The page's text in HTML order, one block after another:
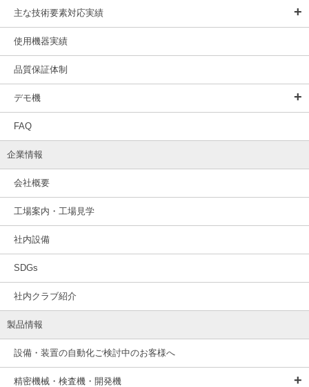
主な技術要素対応実績
使用機器実績
品質保証体制
デモ機
FAQ
企業情報
会社概要
工場案内・工場見学
社内設備
SDGs
社内クラブ紹介
製品情報
設備・装置の自動化ご検討中のお客様へ
精密機械・検査機・開発機